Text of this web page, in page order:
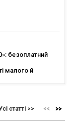
безоплатний
малого й
статті >>